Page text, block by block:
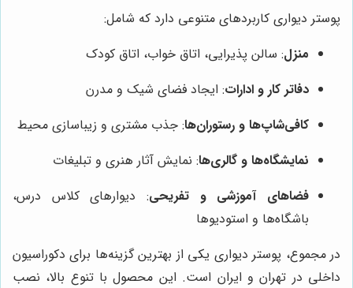
پوستر دیواری کاربردهای متنوعی دارد که شامل:
منزل: سالن پذیرایی، اتاق خواب، اتاق کودک
دفاتر کار و ادارات: ایجاد فضای شیک و مدرن
کافی‌شاپ‌ها و رستوران‌ها: جذب مشتری و زیباسازی محیط
نمایشگاه‌ها و گالری‌ها: نمایش آثار هنری و تبلیغات
فضاهای آموزشی و تفریحی: دیوارهای کلاس درس،
باشگاه‌ها و استودیوها
در مجموع، پوستر دیواری یکی از بهترین گزینه‌ها برای دکوراسیون
داخلی در تهران و ایران است. این محصول با تنوع بالا، نصب